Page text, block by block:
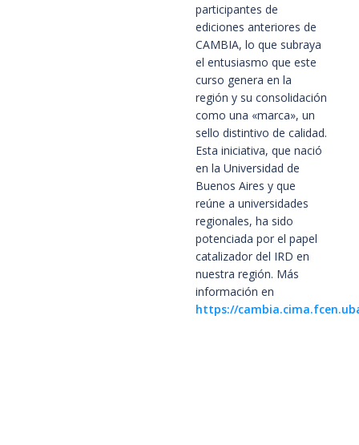
participantes de
ediciones anteriores de
CAMBIA, lo que subraya
el entusiasmo que este
curso genera en la
región y su consolidación
como una «marca», un
sello distintivo de calidad.
Esta iniciativa, que nació
en la Universidad de
Buenos Aires y que
reúne a universidades
regionales, ha sido
potenciada por el papel
catalizador del IRD en
nuestra región. Más
información en
https://